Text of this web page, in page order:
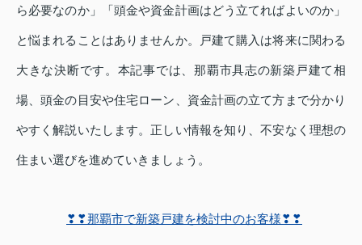
ら必要なのか」「頭金や資金計画はどう立てればよいのか」
と悩まれることはありませんか。戸建て購入は将来に関わる
大きな決断です。本記事では、那覇市具志の新築戸建て相
場、頭金の目安や住宅ローン、資金計画の立て方まで分かり
やすく解説いたします。正しい情報を知り、不安なく理想の
住まい選びを進めていきましょう。
❣❣那覇市で新築戸建を検討中のお客様❣❣